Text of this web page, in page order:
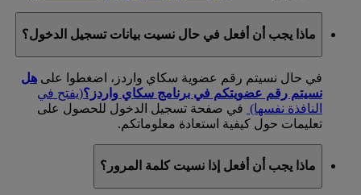
ماذا يجب أن أفعل في حال نسيت بيانات تسجيل الدخول؟
في حال نسيتم رقم عضوية سكاي واردز، اضغطوا على هل
نسيتم رقم عضويتكم في برنامج سكاي واردز؟(يفتح في
النافذة نفسها) في صفحة تسجيل الدخول للحصول على
تعليمات حول كيفية استعادة معلوماتكم.
ماذا يجب أن أفعل إذا نسيت كلمة المرور؟